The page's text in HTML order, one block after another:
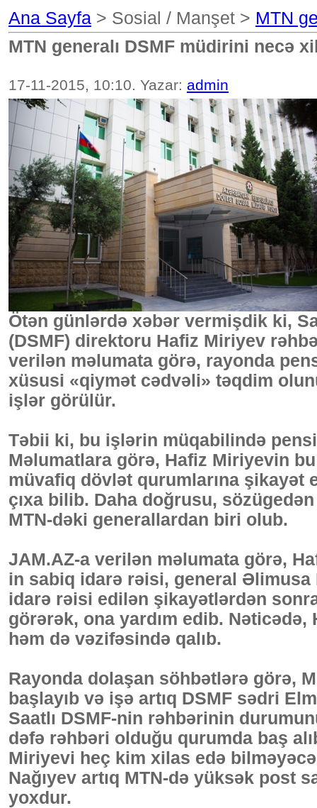
Ana Sayfa > Sosial / Manşet > MTN
MTN generalı DSMF müdirini necə
17-11-2015, 10:10. Yazar: admin
Ötən günlərdə xəbər vermişdik ki,
(DSMF) direktoru Hafiz Miriyev
verilən məlumata görə, rayonda
xüsusi «qiymət cədvəli» təqdim
işlər görülür.
Təbii ki, bu işlərin müqabilində
Məlumatlara görə, Hafiz Miriyevin
müvafiq dövlət qurumlarına şikayət
çıxa bilib. Daha doğrusu,
MTN-dəki generallardan biri olub.
JAM.AZ-a verilən məlumata görə,
in sabiq idarə rəisi, general Əlimusa
idarə rəisi edilən şikayətlərdən
görərək, ona yardım edib.
həm də vəzifəsində qalıb.
Rayonda dolaşan söhbətlərə görə,
başlayıb və işə artıq DSMF sədri
Saatlı DSMF-nin rəhbərinin
dəfə rəhbəri olduğu qurumda baş
Miriyevi heç kim xilas edə
Nağıyev artıq MTN-də yüksək post
yoxdur.